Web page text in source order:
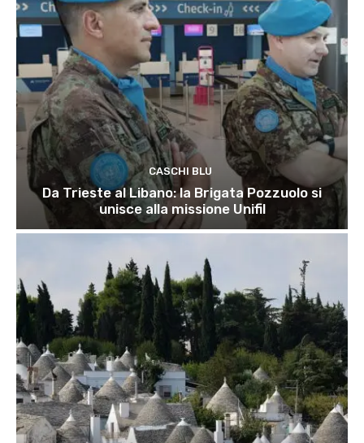
CASCHI BLU
Da Trieste al Libano: la Brigata Pozzuolo si
unisce alla missione Unifil